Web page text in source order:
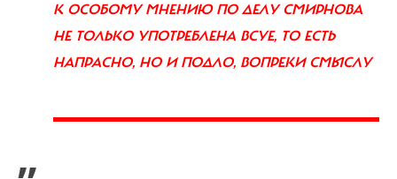
К ОСОБОМУ МНЕНИЮ ПО ДЕЛУ СМИРНОВА
НЕ ТОЛЬКО УПОТРЕБЛЕНА ВСУЕ, ТО ЕСТЬ
НАПРАСНО, НО И ПОДЛО, ВОПРЕКИ СМЫСЛУ